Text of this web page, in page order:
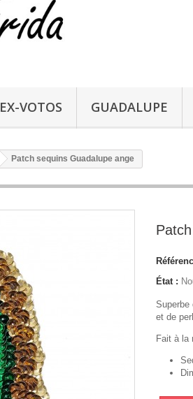
EX-VOTOS GUADALUPE
Patch sequins Guadalupe ange
État :
Superbe
et de
Fait à la